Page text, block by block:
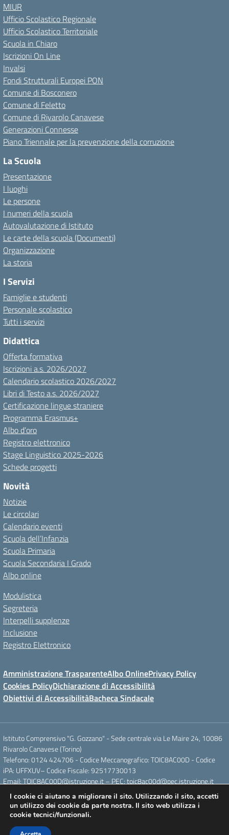
MIUR
Ufficio Scolastico Regionale
Ufficio Scolastico Territoriale
Scuola in Chiaro
Iscrizioni On Line
Invalsi
Fondi Strutturali Europei PON
Comune di Bosconero
Comune di Feletto
Comune di Rivarolo Canavese
Generazioni Connesse
Piano Triennale per la prevenzione della corruzione
La Scuola
Presentazione
I luoghi
Le persone
I numeri della scuola
Autovalutazione di Istituto
Le carte della scuola (Documenti)
Organizzazione
La storia
I Servizi
Famiglie e studenti
Personale scolastico
Tutti i servizi
Didattica
Offerta formativa
Iscrizioni a.s. 2026/2027
Calendario scolastico 2026/2027
Libri di Testo a.s. 2026/2027
Certificazione lingue straniere
Programma Erasmus+
Albo d’oro
Registro elettronico
Stage Linguistico 2025-2026
Schede progetti
Novità
Notizie
Le circolari
Calendario eventi
Scuola dell’Infanzia
Scuola Primaria
Scuola Secondaria I Grado
Albo online
Modulistica
Segreteria
Interpelli supplenze
Inclusione
Registro Elettronico
Amministrazione TrasparenteAlbo OnlinePrivacy Policy
Cookies PolicyDichiarazione di Accessibilità
Obiettivi di AccessibilitàBacheca Sindacale
Istituto Comprensivo "G. Gozzano" - Sede centrale via Le Maire 24, 10086
Rivarolo Canavese (Torino)
Telefono: 0124 424706 - Codice Meccanografico: TOIC8AC00D - Codice
iPA: UFFXUV– Codice Fiscale: 92517730013
Email: TOIC8AC00D@istruzione.it – PEC: toic8ac00d@pec.istruzione.it
Concept & Design by Designers Italia
I cookie ci aiutano a migliorare il sito. Utilizzando il sito, accetti
un utilizzo dei cookie da parte nostra. Il sito web utilizza i
cookie tecnici/funzionali.